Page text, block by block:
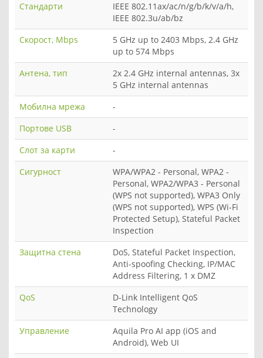
Стандарти
IEEE 802.11ax/ac/n/g/b/k/v/a/h,
IEEE 802.3u/ab/bz
Скорост, Mbps
5 GHz up to 2403 Mbps, 2.4 GHz
up to 574 Mbps
Антена, тип
2x 2.4 GHz internal antennas, 3x
5 GHz internal antennas
Мобилна мрежа
-
Портове USB
-
Слот за карти
-
Сигурност
WPA/WPA2 - Personal, WPA2 -
Personal, WPA2/WPA3 - Personal
(WPS not supported), WPA3 Only
(WPS not supported), WPS (Wi-Fi
Protected Setup), Stateful Packet
Inspection
Защитна стена
DoS, Stateful Packet Inspection,
Anti-spoofing Checking, IP/MAC
Address Filtering, 1 x DMZ
QoS
D-Link Intelligent QoS
Technology
Управление
Aquila Pro AI app (iOS and
Android), Web UI